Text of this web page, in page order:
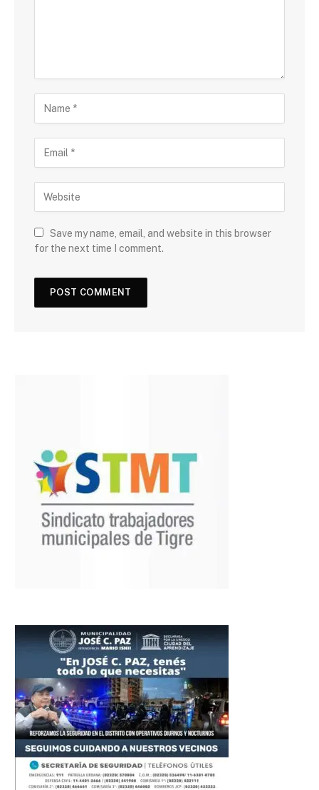
Save my name, email, and website in this browser
for the next time I comment.